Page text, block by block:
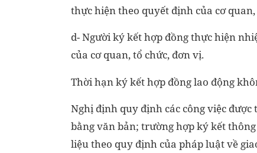
thực hiện theo quyết định của cơ
d- Người ký kết hợp đồng thực hiện
của cơ quan, tổ chức, đơn vị.
Thời hạn ký kết hợp đồng lao động
Nghị định quy định các công việc
bằng văn bản; trường hợp ký kết
liệu theo quy định của pháp luật về